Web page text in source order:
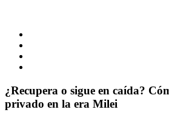
¿Recupera o sigue en caída?
privado en la era Milei